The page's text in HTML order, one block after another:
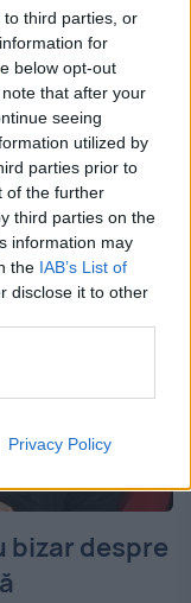
third parties, or
for
below opt-out
that after your
seeing
utilized by
parties prior to
of the further
third parties on the
information may
the IAB’s List of
disclose it to other
Privacy Policy
unei familii
uneia
murit după...
bizar despre